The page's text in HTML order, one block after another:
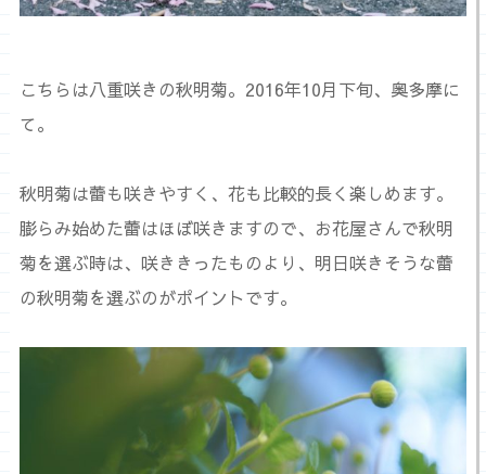
こちらは八重咲きの秋明菊。2016年10月下旬、奥多摩に
て。
秋明菊は蕾も咲きやすく、花も比較的長く楽しめます。
膨らみ始めた蕾はほぼ咲きますので、お花屋さんで秋明
菊を選ぶ時は、咲ききったものより、明日咲きそうな蕾
の秋明菊を選ぶのがポイントです。